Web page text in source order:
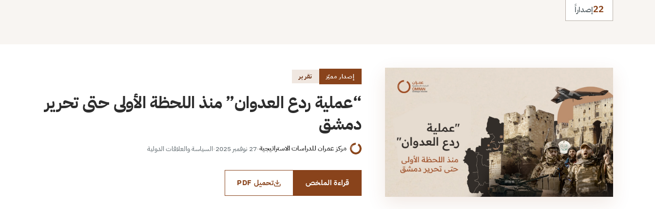
22إصداراً
إصدار مميّز تقرير
“عملية ردع العدوان” منذ اللحظة الأولى حتى تحرير
دمشق
مركز عمران للدراسات الاستراتيجية·27 نوفمبر 2025 ·السياسة والعلاقات الدولية
قراءة الملخص تحميل PDF